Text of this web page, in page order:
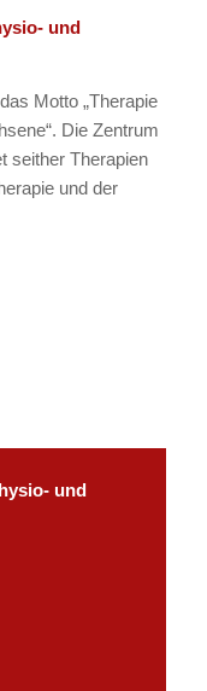
und
Motto „Therapie
Die Zentrum
seither Therapien
und der
und